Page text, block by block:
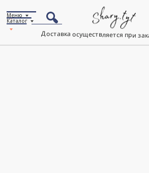
Доставка осуществляется при
Каталог
Меню